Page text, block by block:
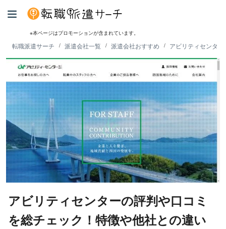
※本ページはプロモーションが含まれています。
転職派遣サーチ 派遣会社一覧 派遣会社おすすめ アビリティセンタ
アビリティセンターの評判や口コミ
を総チェック！特徴や他社との違い